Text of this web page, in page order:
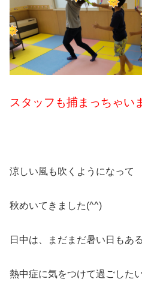
スタッフも捕まっちゃい
涼しい風も吹くようになって
秋めいてきました(^^)
日中は、まだまだ暑い日もあ
熱中症に気をつけて過ごした